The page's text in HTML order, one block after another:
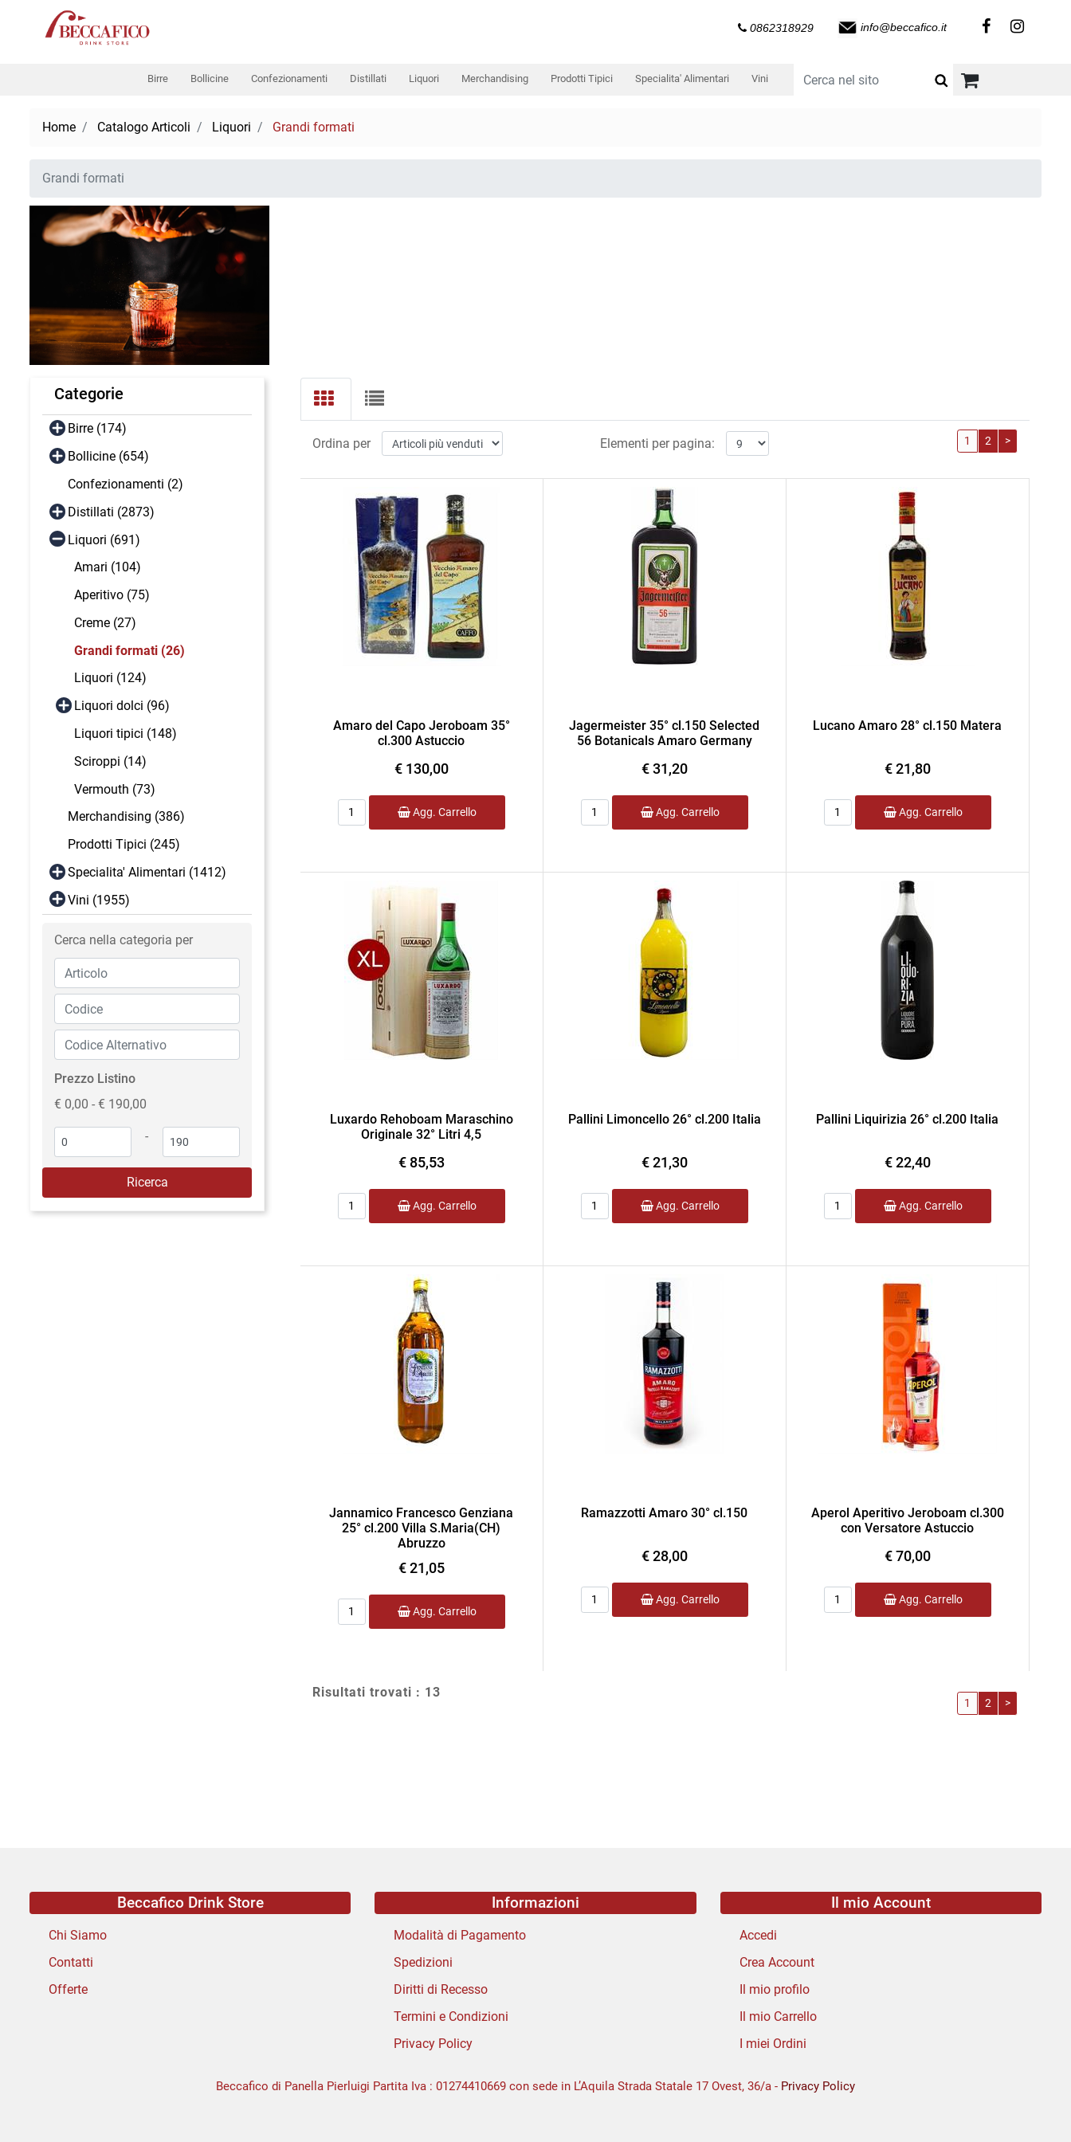
0862318929 info@beccafico.it
Birre Bollicine Confezionamenti Distillati Liquori Merchandising Prodotti Tipici Specialita' Alimentari Vini
Home Catalogo Articoli Liquori Grandi formati
Grandi formati
Categorie
Birre (174)
Bollicine (654)
Confezionamenti (2)
Distillati (2873)
Liquori (691)
Amari (104)
Aperitivo (75)
Creme (27)
Grandi formati (26)
Liquori (124)
Liquori dolci (96)
Liquori tipici (148)
Sciroppi (14)
Vermouth (73)
Merchandising (386)
Prodotti Tipici (245)
Specialita' Alimentari (1412)
Vini (1955)
Cerca nella categoria per
Prezzo Listino
€ 0,00 - € 190,00
-
Ordina per Elementi per pagina: 1 2 >
Amaro del Capo Jeroboam 35°
cl.300 Astuccio
€ 130,00
Quantità
Agg. Carrello
Jagermeister 35° cl.150 Selected
56 Botanicals Amaro Germany
€ 31,20
Quantità
Agg. Carrello
Lucano Amaro 28° cl.150 Matera
€ 21,80
Quantità
Agg. Carrello
Luxardo Rehoboam Maraschino
Originale 32° Litri 4,5
€ 85,53
Quantità
Agg. Carrello
Pallini Limoncello 26° cl.200 Italia
€ 21,30
Quantità
Agg. Carrello
Pallini Liquirizia 26° cl.200 Italia
€ 22,40
Quantità
Agg. Carrello
Jannamico Francesco Genziana
25° cl.200 Villa S.Maria(CH)
Abruzzo
€ 21,05
Quantità
Agg. Carrello
Ramazzotti Amaro 30° cl.150
€ 28,00
Quantità
Agg. Carrello
Aperol Aperitivo Jeroboam cl.300
con Versatore Astuccio
€ 70,00
Quantità
Agg. Carrello
Risultati trovati : 13
1 2 >
Beccafico Drink Store
Chi Siamo
Contatti
Offerte
Informazioni
Modalità di Pagamento
Spedizioni
Diritti di Recesso
Termini e Condizioni
Privacy Policy
Il mio Account
Accedi
Crea Account
Il mio profilo
Il mio Carrello
I miei Ordini
Beccafico di Panella Pierluigi Partita Iva : 01274410669 con sede in L’Aquila Strada Statale 17 Ovest, 36/a - Privacy Policy